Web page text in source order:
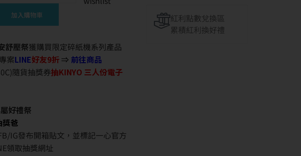
加入購物車
舒壓祭獲購買限定碎紙機系列產品
案LINE好友9折 ⇒ 前往商品
隨貨抽獎券抽KINYO 三人份電子
好禮祭
獎爸
IG發布開箱貼文，並標記一心官方
領取抽獎網址
紅利點數兌換區
累積紅利換好禮